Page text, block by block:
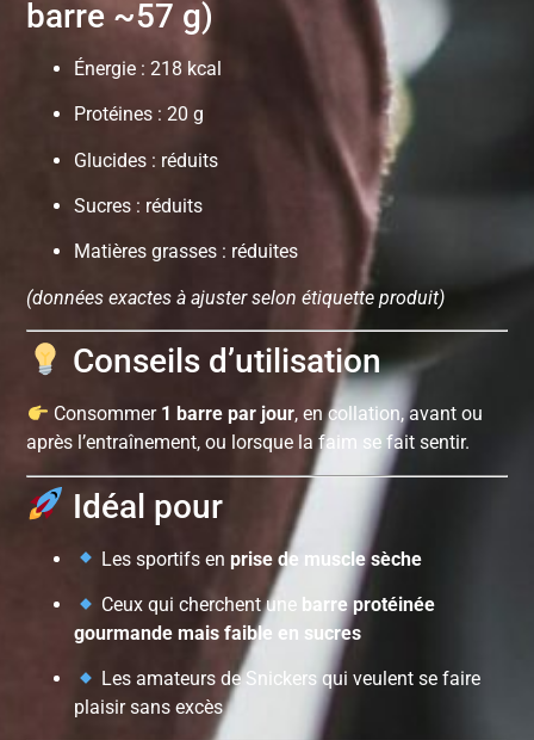
barre ~57 g)
Énergie : 218 kcal
Protéines : 20 g
Glucides : réduits
Sucres : réduits
Matières grasses : réduites
(données exactes à ajuster selon étiquette produit)
Conseils d’utilisation
Consommer 1 barre par jour, en collation, avant ou
après l’entraînement, ou lorsque la faim se fait sentir.
Idéal pour
Les sportifs en prise de muscle sèche
Ceux qui cherchent une barre protéinée
gourmande mais faible en sucres
Les amateurs de Snickers qui veulent se faire
plaisir sans excès